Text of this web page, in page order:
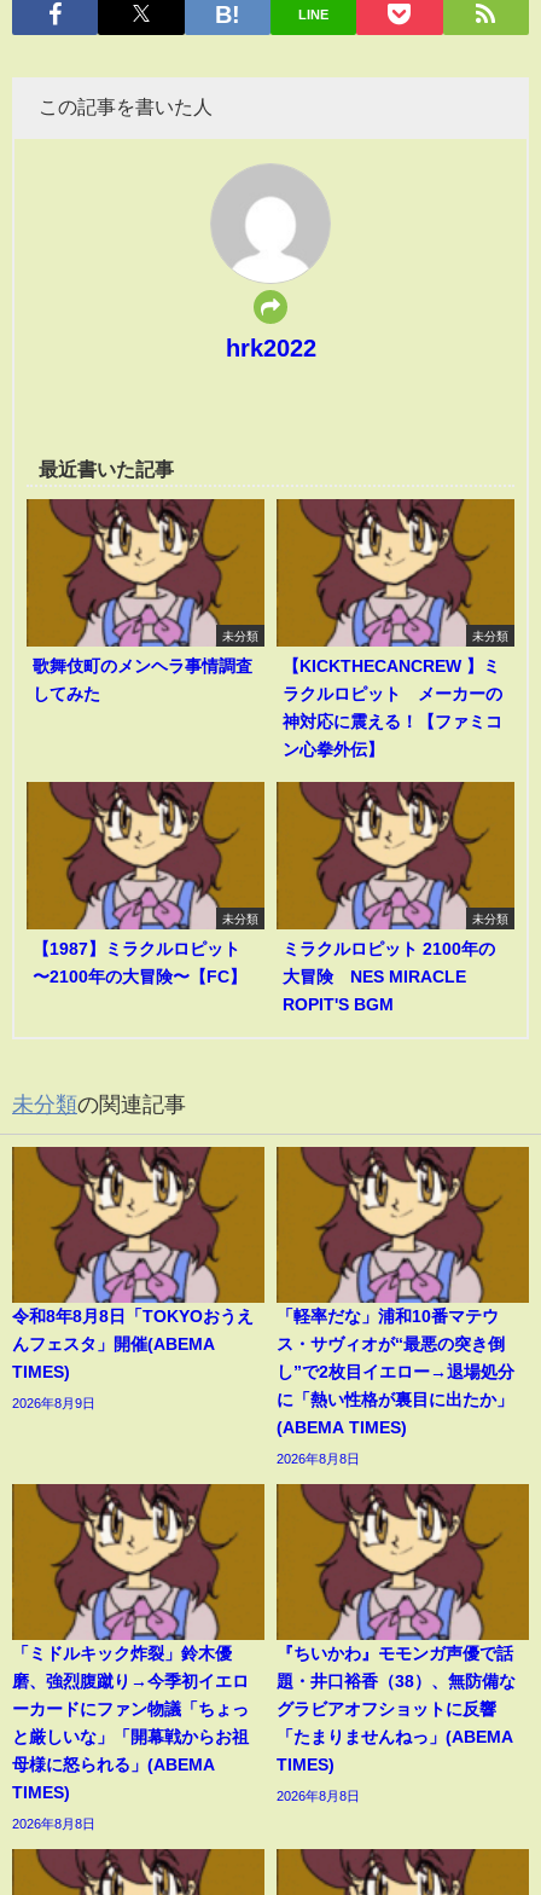
LINE
この記事を書いた人
hrk2022
最近書いた記事
未分類
歌舞伎町のメンヘラ事情調査
してみた
未分類
【KICKTHECANCREW 】ミ
ラクルロピット メーカーの
神対応に震える！【ファミコ
ン心拳外伝】
未分類
【1987】ミラクルロピット
〜2100年の大冒険〜【FC】
未分類
ミラクルロピット 2100年の
大冒険 NES MIRACLE
ROPIT'S BGM
未分類の関連記事
令和8年8月8日「TOKYOおうえ
んフェスタ」開催(ABEMA
TIMES)
2026年8月9日
「軽率だな」浦和10番マテウ
ス・サヴィオが“最悪の突き倒
し”で2枚目イエロー→退場処分
に「熱い性格が裏目に出たか」
(ABEMA TIMES)
2026年8月8日
「ミドルキック炸裂」鈴木優
磨、強烈腹蹴り→今季初イエロ
ーカードにファン物議「ちょっ
と厳しいな」「開幕戦からお祖
母様に怒られる」(ABEMA
TIMES)
2026年8月8日
『ちいかわ』モモンガ声優で話
題・井口裕香（38）、無防備な
グラビアオフショットに反響
「たまりませんねっ」(ABEMA
TIMES)
2026年8月8日